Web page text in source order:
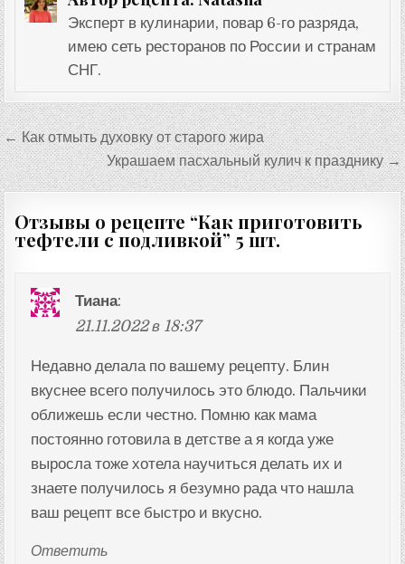
Эксперт в кулинарии, повар 6-го разряда,
имею сеть ресторанов по России и странам
СНГ.
Навигация
по
записям
← Как отмыть духовку от старого жира
Украшаем пасхальный кулич к празднику →
Отзывы о рецепте “Как приготовить
тефтели с подливкой” 5 шт.
Тиана:
21.11.2022 в 18:37
Недавно делала по вашему рецепту. Блин
вкуснее всего получилось это блюдо. Пальчики
оближешь если честно. Помню как мама
постоянно готовила в детстве а я когда уже
выросла тоже хотела научиться делать их и
знаете получилось я безумно рада что нашла
ваш рецепт все быстро и вкусно.
Ответить